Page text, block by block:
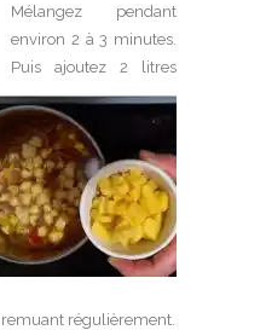
Mélangez pendant
environ 2 à 3 minutes.
Puis ajoutez 2 litres
régulièrement.